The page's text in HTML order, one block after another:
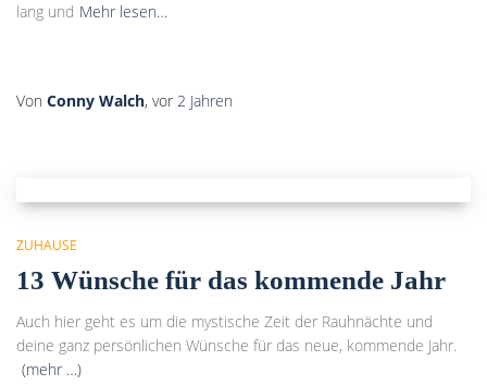
lang und Mehr lesen…
Von Conny Walch, vor 2 Jahren
ZUHAUSE
13 Wünsche für das kommende Jahr
Auch hier geht es um die mystische Zeit der Rauhnächte und
deine ganz persönlichen Wünsche für das neue, kommende Jahr.
(mehr …)